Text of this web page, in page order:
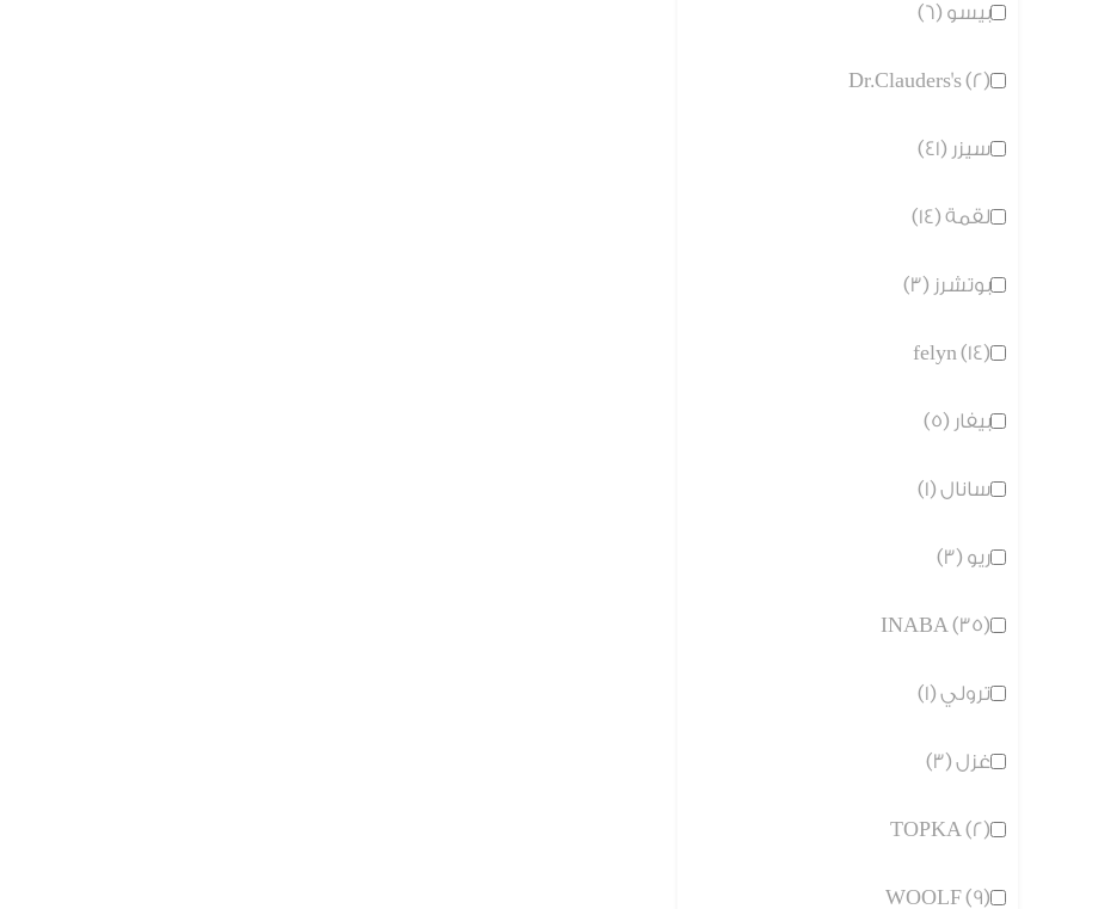
بيسو (6)
Dr.Clauders's (2)
سيزر (41)
لقمة (14)
بوتشرز (3)
felyn (14)
بيفار (5)
سانال (1)
ريو (3)
INABA (35)
ترولي (1)
غزل (3)
TOPKA (2)
WOOLF (9)